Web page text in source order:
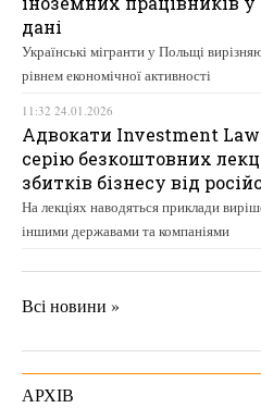
дані
Українські мігранти у Польщі
рівнем економічної активності
11:32 24.01.2026
Адвокати Investment
серію безкоштовних
збитків бізнесу від
На лекціях наводяться приклади
іншими державами та компаніями
Всі новини »
АРХІВ